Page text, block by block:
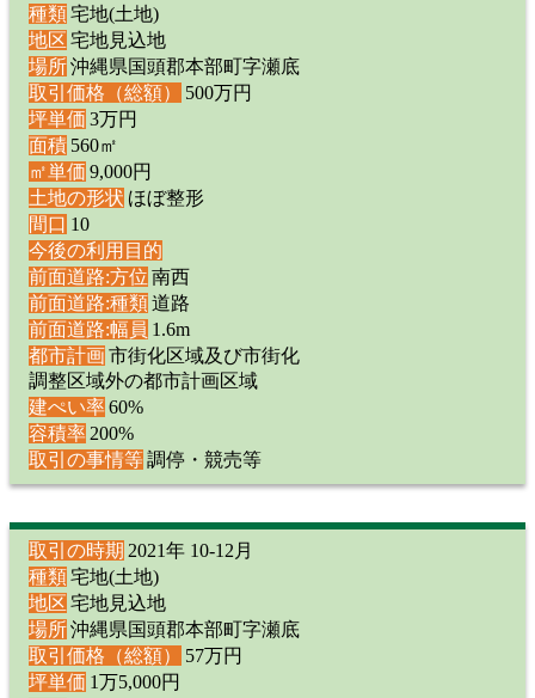
種類 宅地(土地)
地区 宅地見込地
場所沖縄県国頭郡本部町字瀬底
取引価格（総額）
500万円
坪単価 3万円
面積 560㎡
㎡単価 9,000円
土地の形状 ほぼ整形
間口 10
今後の利用目的
前面道路:方位 南西
前面道路:種類 道路
前面道路:幅員 1.6m
都市計画 市街化区域及び市街化
調整区域外の都市計画区域
建ぺい率60%
容積率200%
取引の事情等調停・競売等
取引の時期 2021年 10-12月
種類 宅地(土地)
地区 宅地見込地
場所沖縄県国頭郡本部町字瀬底
取引価格（総額）
57万円
坪単価 1万5,000円